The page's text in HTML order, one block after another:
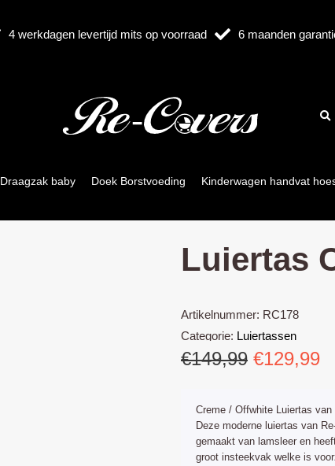
4 werkdagen levertijd mits op voorraad 6 maanden
Draagzak baby Doek Borstvoeding Kinderwagen handvat
Luiertas
Artikelnummer: RC178
Categorie: Luiertassen
€149,99
was:
€149,99.
€129,99
Creme / Offwhite Luiertas van
Deze moderne luiertas van
gemaakt van lamsleer en
groot insteekvak welke is